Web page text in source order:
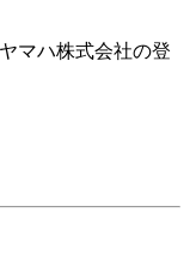
マハ株式会社の登